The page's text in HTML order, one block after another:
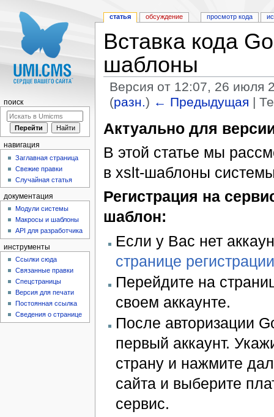
Вставка кода
шаблоны
Версия от 12:07, 26 июля
(разн.) ← Предыдущая |
Актуально для
В этой статье мы
в xslt-шаблоны
Регистрация на
шаблон:
Если у Вас нет
странице регистрации
Перейдите на
своем аккаунте.
После авторизации
первый аккаунт.
страну и нажмите
сайта и выберите
сервис.
статья обсуждение просмотр кода
поиск
навигация
Заглавная страница
Свежие правки
Случайная статья
документация
Модули системы
Макросы и шаблоны
API для разработчика
инструменты
Ссылки сюда
Связанные правки
Спецстраницы
Версия для печати
Постоянная ссылка
Сведения о странице